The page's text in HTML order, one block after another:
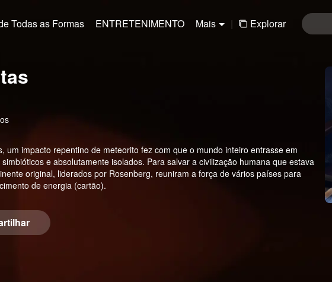
Todas as Formas ENTRETENIMENTO Mais | Explorar
um impacto repentino de meteorito fez com que o mundo inteiro entrasse em
e absolutamente isolados. Para salvar a civilização humana que estava
original, liderados por Rosenberg, reuniram a força de vários países para
de energia (cartão).